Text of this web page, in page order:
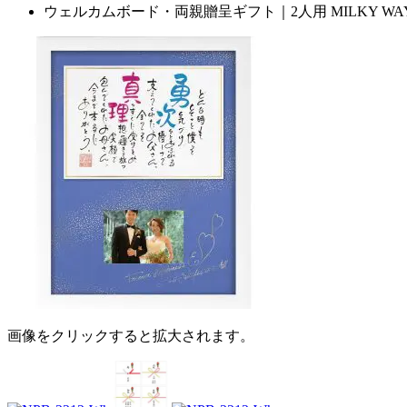
ウェルカムボード・両親贈呈ギフト｜2人用 MILKY
画像をクリックすると拡大されます。